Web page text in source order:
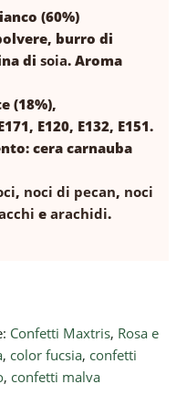
(60%)
burro di
di soia. Aroma
(18%),
E120, E132, E151.
cera carnauba
, noci di pecan, noci
e arachidi.
Confetti Maxtris, Rosa e
, color fucsia, confetti
, confetti malva